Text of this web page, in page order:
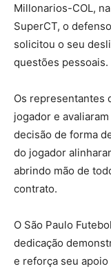
Millonarios-COL,
SuperCT, o
solicitou o seu
questões pessoais.
Os representantes
jogador e
decisão de forma
do jogador
abrindo mão de
contrato.
O São Paulo
dedicação
e reforça seu